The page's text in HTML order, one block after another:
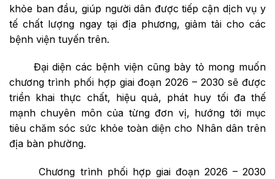
khỏe ban đầu, giúp người dân được tiếp cận dịch vụ y
tế chất lượng ngay tại địa phương, giảm tải cho các
bệnh viện tuyến trên.
Đại diện các bệnh viện cũng bày tỏ mong muốn
chương trình phối hợp giai đoạn 2026 – 2030 sẽ được
triển khai thực chất, hiệu quả, phát huy tối đa thế
mạnh chuyên môn của từng đơn vị, hướng tới mục
tiêu chăm sóc sức khỏe toàn diện cho Nhân dân trên
địa bàn phường.
Chương trình phối hợp giai đoạn 2026 – 2030